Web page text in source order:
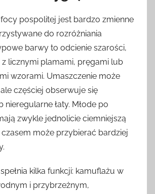
pospolitej jest bardzo zmienne
do rozróżniania
barwy to odcienie szarości,
z licznymi plamami, pręgami lub
wzorami. Umaszczenie może
częściej obserwuje się
nieregularne łaty. Młode po
zwykle jednolicie ciemniejszą
może przybierać bardziej
kilka funkcji: kamuflażu w
i przybrzeżnym,